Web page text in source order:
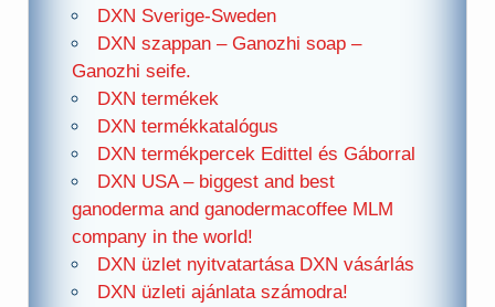
DXN Sverige-Sweden
DXN szappan – Ganozhi soap –
Ganozhi seife.
DXN termékek
DXN termékkatalógus
DXN termékpercek Edittel és Gáborral
DXN USA – biggest and best
ganoderma and ganodermacoffee MLM
company in the world!
DXN üzlet nyitvatartása DXN vásárlás
DXN üzleti ajánlata számodra!